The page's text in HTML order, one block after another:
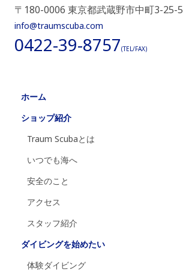
〒180-0006 東京都武蔵野市中町3-25-5
info@traumscuba.com
0422-39-8757(TEL/FAX)
ホーム
ショップ紹介
Traum Scubaとは
いつでも海へ
安全のこと
アクセス
スタッフ紹介
ダイビングを始めたい
体験ダイビング